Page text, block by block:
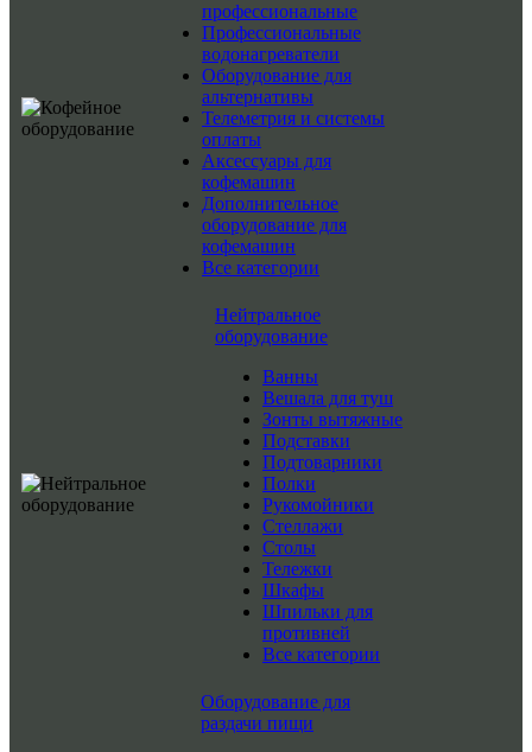
профессиональные
Профессиональные
водонагреватели
Оборудование для
альтернативы
Телеметрия и системы
оплаты
Аксессуары для
кофемашин
Дополнительное
оборудование для
кофемашин
Все категории
Нейтральное
оборудование
Ванны
Вешала для туш
Зонты вытяжные
Подставки
Подтоварники
Полки
Рукомойники
Стеллажи
Столы
Тележки
Шкафы
Шпильки для
противней
Все категории
Оборудование для
раздачи пищи